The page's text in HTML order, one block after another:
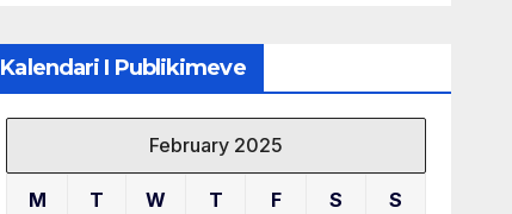
Kalendari I Publikimeve
February 2025
M T W T F S S